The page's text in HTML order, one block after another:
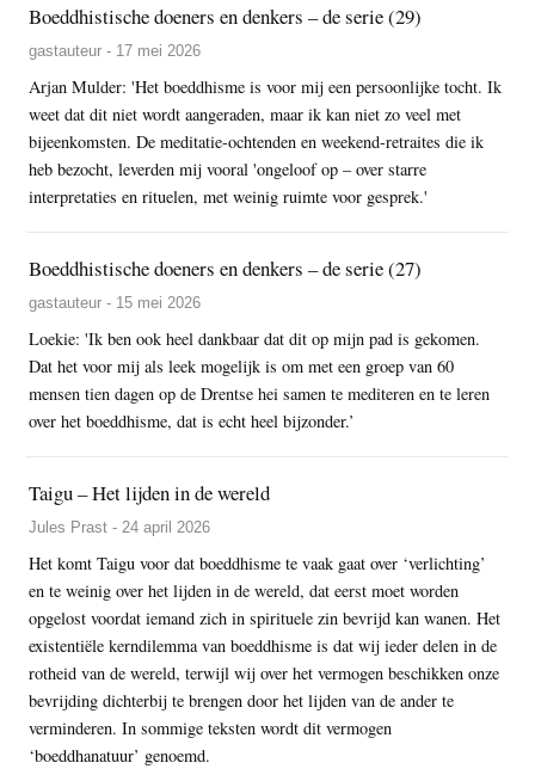
Boeddhistische doeners en denkers – de serie (29)
gastauteur - 17 mei 2026
Arjan Mulder: 'Het boeddhisme is voor mij een persoonlijke tocht. Ik
weet dat dit niet wordt aangeraden, maar ik kan niet zo veel met
bijeenkomsten. De meditatie-ochtenden en weekend-retraites die ik
heb bezocht, leverden mij vooral 'ongeloof op – over starre
interpretaties en rituelen, met weinig ruimte voor gesprek.'
Boeddhistische doeners en denkers – de serie (27)
gastauteur - 15 mei 2026
Loekie: 'Ik ben ook heel dankbaar dat dit op mijn pad is gekomen.
Dat het voor mij als leek mogelijk is om met een groep van 60
mensen tien dagen op de Drentse hei samen te mediteren en te leren
over het boeddhisme, dat is echt heel bijzonder.’
Taigu – Het lijden in de wereld
Jules Prast - 24 april 2026
Het komt Taigu voor dat boeddhisme te vaak gaat over ‘verlichting’
en te weinig over het lijden in de wereld, dat eerst moet worden
opgelost voordat iemand zich in spirituele zin bevrijd kan wanen. Het
existentiële kerndilemma van boeddhisme is dat wij ieder delen in de
rotheid van de wereld, terwijl wij over het vermogen beschikken onze
bevrijding dichterbij te brengen door het lijden van de ander te
verminderen. In sommige teksten wordt dit vermogen
‘boeddhanatuur’ genoemd.